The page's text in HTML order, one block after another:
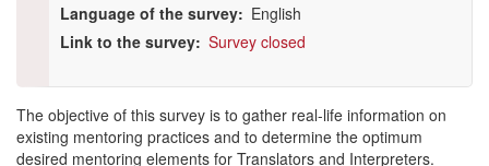
Language of the survey
English
Link to the survey Survey closed
The objective of this survey is to gather real-life information on
existing mentoring practices and to determine the optimum
desired mentoring elements for Translators and Interpreters.